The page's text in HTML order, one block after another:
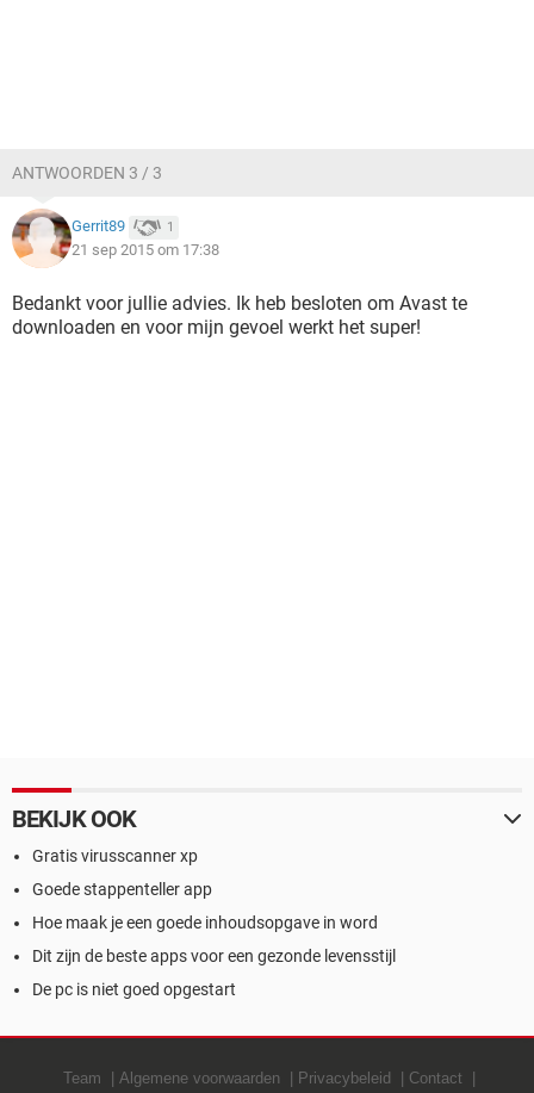
ANTWOORDEN 3 / 3
Gerrit89 1
21 sep 2015 om 17:38
Bedankt voor jullie advies. Ik heb besloten om Avast te
downloaden en voor mijn gevoel werkt het super!
BEKIJK OOK
Gratis virusscanner xp
Goede stappenteller app
Hoe maak je een goede inhoudsopgave in word
Dit zijn de beste apps voor een gezonde levensstijl
De pc is niet goed opgestart
Team Algemene voorwaarden Privacybeleid Contact